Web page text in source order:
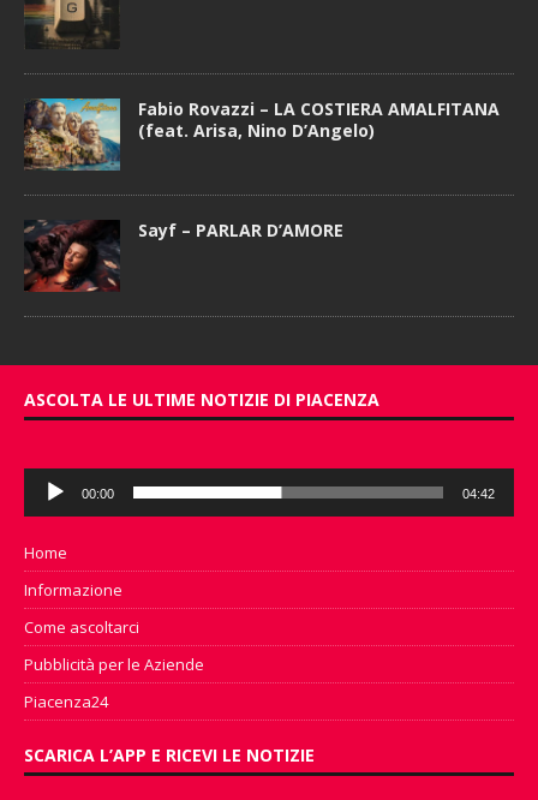
Fabio Rovazzi – LA COSTIERA AMALFITANA
(feat. Arisa, Nino D’Angelo)
Sayf – PARLAR D’AMORE
ASCOLTA LE ULTIME NOTIZIE DI PIACENZA
Audio
Player
00:00 04:42
Home
Informazione
Come ascoltarci
Pubblicità per le Aziende
Piacenza24
SCARICA L’APP E RICEVI LE NOTIZIE